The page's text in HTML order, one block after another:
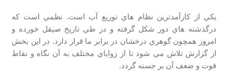
يكي از كارآمدترين نظام هاي توزيع آب است. نظمي است كه
درگذشته هاي دور شكل گرفته و در طي تاريخ صيقل خورده و
امروز همچون گوهري درخشان در برابر ما قرار دارد. در اين بخش
از گزارش تلاش مي شود تا از زواياي مختلف به آن نگاه و نقاط
قوت و ضعف آن بر جسته گردد.